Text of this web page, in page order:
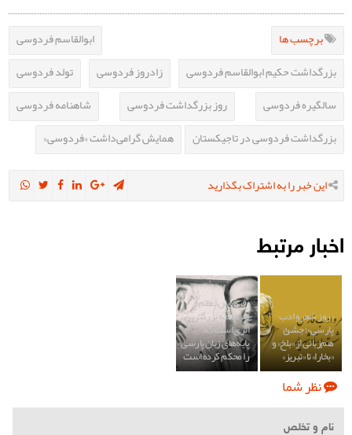
برچسب ها
ابوالقاسم فردوسی
بزرگداشت حکیم ابوالقاسم فردوسی
زادروز فردوسی
تولد فردوسی
سالگیره فردوسی
روز بزرگداشت فردوسی
شاهنامه فردوسی
بزرگداشت فردوسی در تاجیکستان
همایش گرامی‌داشت «فردوسی»
این خبر را به اشتراک بگذارید
اخبار مرتبط
«روز شعر و ادب
پارسی»؛ جشن
هم‌زبانی از «بلخ» و
«بخارا» تا «تبریز»
«فردوس اعظم»:
شاهنامه بزرگترین
اثری است که
پایه‌های زبان پارسی
را محکم کرده است
نظر شما